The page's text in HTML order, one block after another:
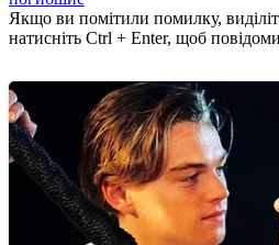
Якщо ви помітили помилку,
натисніть Ctrl + Enter, щоб